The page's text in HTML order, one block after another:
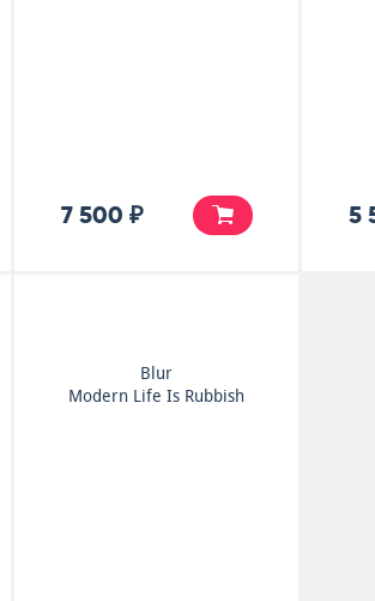
7 500 ₽ 5
Blur
Modern Life Is Rubbish